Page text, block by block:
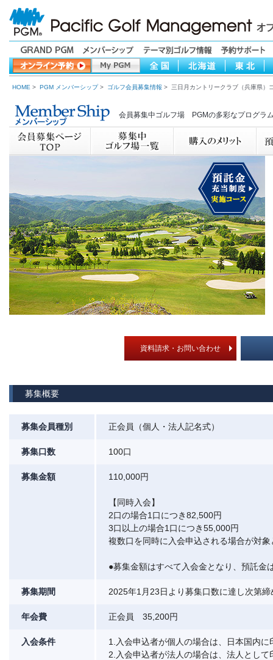
HOME > PGM メンバーシップ> ゴルフ会員募集情報 > 三日月カントリークラブ（兵庫県）
会員募集中ゴルフ場 PGMの多彩なプログラ
資料請求・お問い合わせ
募集概要
募集会員種別 正会員（個人・法人記名式）
募集口数 100口
募集金額 110,000円
【同時入会】
2口の場合1口につき82,500円
3口以上の場合1口につき55,000円
複数口を同時に入会申込される場合が対
●募集金額はすべて入会金となり、預託金
募集期間 2025年1月23日より募集口数に達し次第
年会費 正会員 35,200円
入会条件
1.入会申込者が個人の場合は、日本国内に
2.入会申込者が法人の場合は、法人として